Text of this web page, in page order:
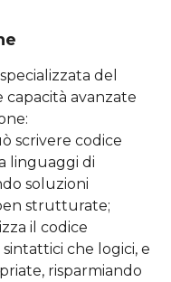
del
capacità avanzate
scrivere codice
linguaggi di
soluzioni
strutturate;
il codice
che logici, e
risparmiando